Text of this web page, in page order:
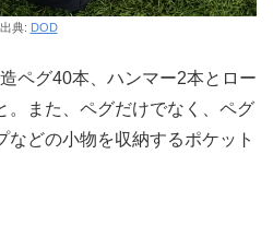
出典: DOD
ペグ40本、ハンマー2本とロー
。また、ペグだけでなく、ペグ
などの小物を収納するポケット